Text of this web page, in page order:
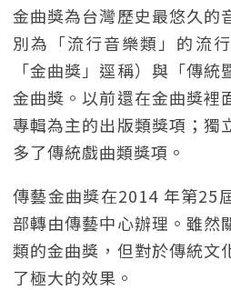
金曲獎為台灣歷史最悠久的
別為「流行音樂類」的流
「金曲獎」逕稱）與「傳
金曲獎。以前還在金曲獎裡
專輯為主的出版類獎項；獨
多了傳統戲曲類獎項。
傳藝金曲獎在2014 年第25
部轉由傳藝中心辦理。雖然
類的金曲獎，但對於傳統文
了極大的效果。